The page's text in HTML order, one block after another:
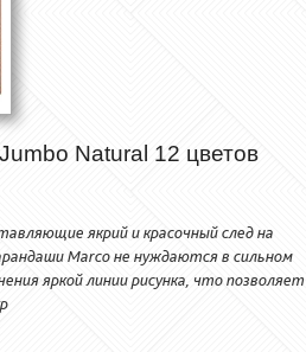
Natural 12 цветов
якрий и красочный след на
Marco не нуждаются в сильном
яркой линии рисунка, что позволяет